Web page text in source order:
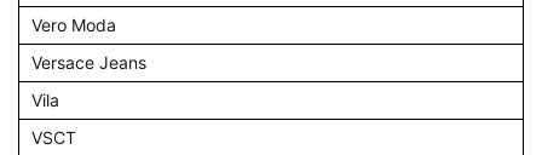
Vero Moda
Versace Jeans
Vila
VSCT